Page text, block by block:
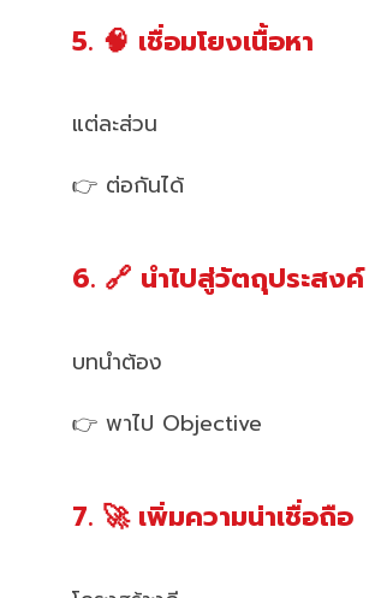
5. 🧠 เชื่อมโยงเนื้อหา
แต่ละส่วน
👉 ต่อกันได้
6. 🔗 นำไปสู่วัตถุประสงค์
บทนำต้อง
👉 พาไป Objective
7. 🚀 เพิ่มความน่าเชื่อถือ